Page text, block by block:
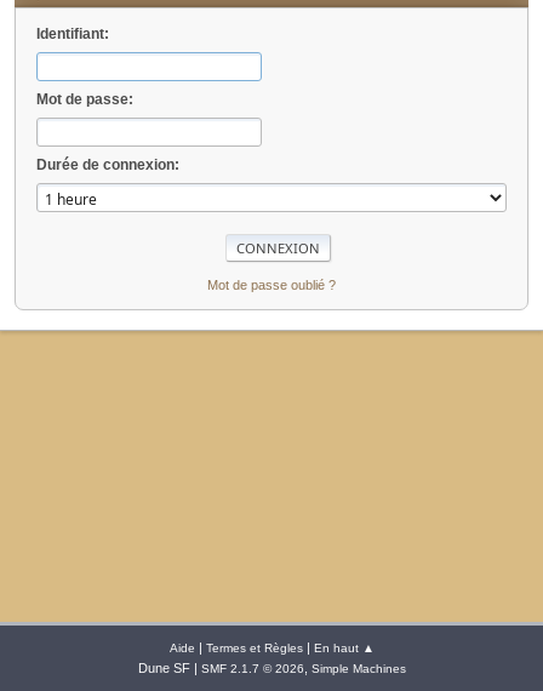
Identifiant:
Mot de passe:
Durée de connexion:
Mot de passe oublié ?
Aide | Termes et Règles| En haut ▲
Dune SF | SMF 2.1.7 © 2026 Simple Machines